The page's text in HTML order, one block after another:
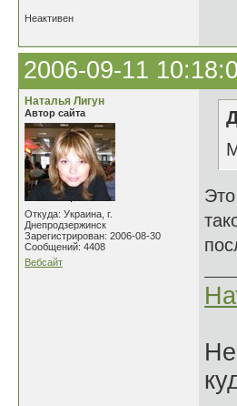
Неактивен
2006-09-11
Наталья Лигун
Автор сайта
Откуда: Украина, г.
Днепродзержинск
Зарегистрирован: 2006-08-30
Сообщений: 4408
Вебсайт